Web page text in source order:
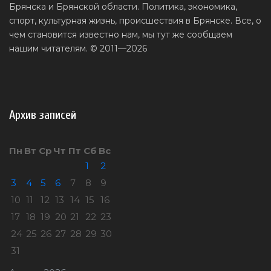
Брянска и Брянской области. Политика, экономика,
спорт, культурная жизнь, происшествия в Брянске. Все, о
чем становится известно нам, мы тут же сообщаем
нашим читателям. © 2011—2026
Архив записей
Пн Вт Ср Чт Пт Сб Вс
1
2
3
4 5 6 7 8
9
10 11 12 13 14 15 16
17 18 19 20 21 22 23
24 25 26 27 28 29 30
31